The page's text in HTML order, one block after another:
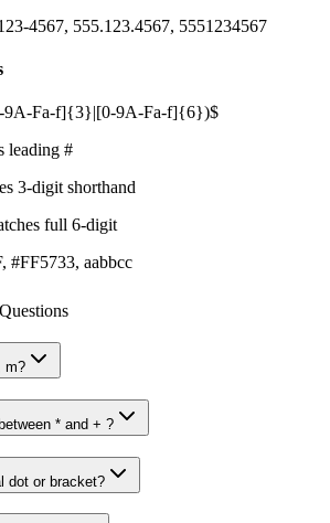
4567, 555.123.4567, 5551234567
9A-Fa-f]{3}|[0-9A-Fa-f]{6})$
leading #
3-digit shorthand
full 6-digit
#FF5733, aabbcc
m?
* and + ?
dot or bracket?